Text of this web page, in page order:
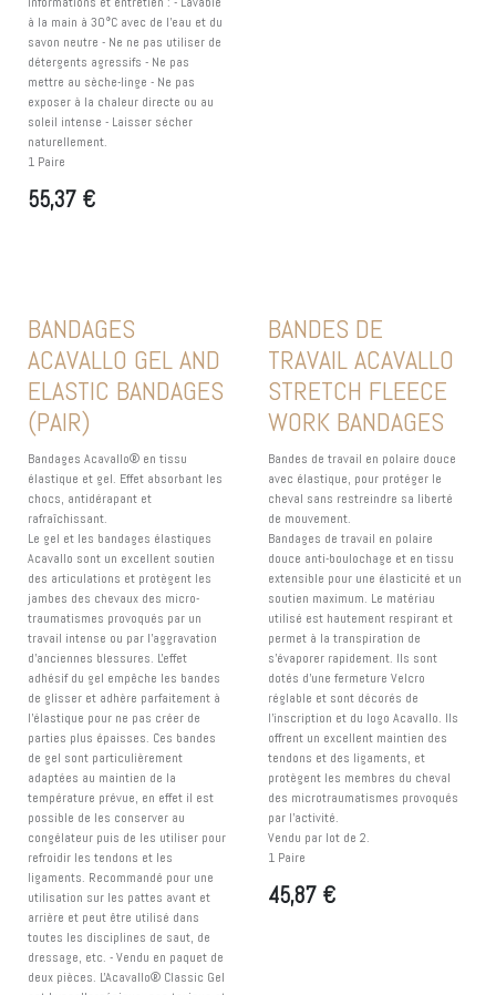
à la main à 30°C avec de l'eau et du
savon neutre - Ne ne pas utiliser de
détergents agressifs - Ne pas
mettre au sèche-linge - Ne pas
exposer à la chaleur directe ou au
soleil intense - Laisser sécher
naturellement.
1 Paire
55,37 €
BANDAGES
ACAVALLO GEL AND
ELASTIC BANDAGES
(PAIR)
Bandages Acavallo® en tissu
élastique et gel. Effet absorbant les
chocs, antidérapant et
rafraîchissant.
Le gel et les bandages élastiques
Acavallo sont un excellent soutien
des articulations et protègent les
jambes des chevaux des micro-
traumatismes provoqués par un
travail intense ou par l'aggravation
d'anciennes blessures. L'effet
adhésif du gel empêche les bandes
de glisser et adhère parfaitement à
l'élastique pour ne pas créer de
parties plus épaisses. Ces bandes
de gel sont particulièrement
adaptées au maintien de la
température prévue, en effet il est
possible de les conserver au
congélateur puis de les utiliser pour
refroidir les tendons et les
ligaments. Recommandé pour une
utilisation sur les pattes avant et
arrière et peut être utilisé dans
toutes les disciplines de saut, de
dressage, etc. - Vendu en paquet de
deux pièces. L'Acavallo® Classic Gel
BANDES DE
TRAVAIL ACAVALLO
STRETCH FLEECE
WORK BANDAGES
Bandes de travail en polaire douce
avec élastique, pour protéger le
cheval sans restreindre sa liberté
de mouvement.
Bandages de travail en polaire
douce anti-boulochage et en tissu
extensible pour une élasticité et un
soutien maximum. Le matériau
utilisé est hautement respirant et
permet à la transpiration de
s'évaporer rapidement. Ils sont
dotés d'une fermeture Velcro
réglable et sont décorés de
l'inscription et du logo Acavallo. Ils
offrent un excellent maintien des
tendons et des ligaments, et
protègent les membres du cheval
des microtraumatismes provoqués
par l'activité.
Vendu par lot de 2.
1 Paire
45,87€